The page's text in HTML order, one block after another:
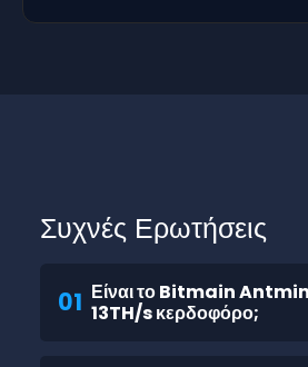
Συχνές Ερωτήσεις
01 Είναι το Bitmain
13TH/s κερδοφόρο;